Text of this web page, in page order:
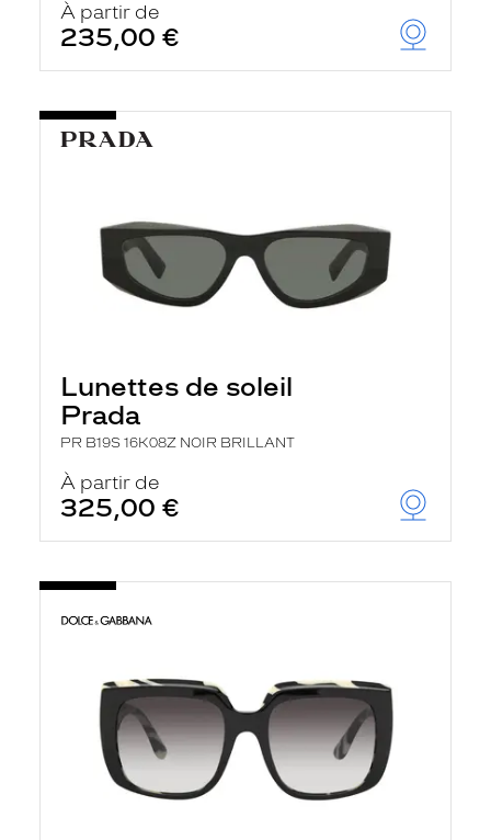
À partir de
235,00 €
Lunettes de soleil
Prada
PR B19S 16K08Z NOIR BRILLANT
À partir de
325,00 €